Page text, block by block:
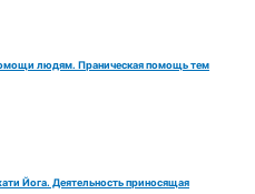
людям. Праническая помощь тем
Йога. Деятельность приносящая